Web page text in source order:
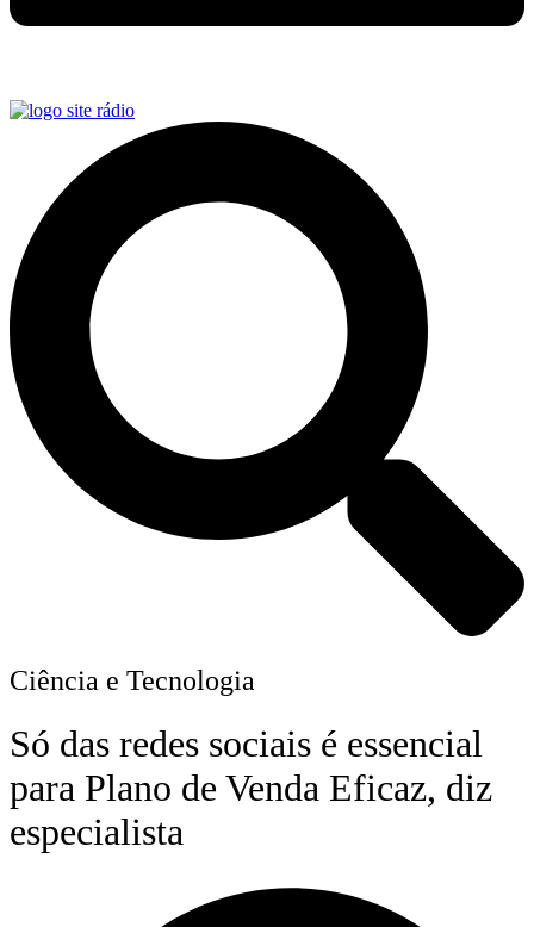
Ciência e Tecnologia
Só das redes sociais é essencial
para Plano de Venda Eficaz, diz
especialista